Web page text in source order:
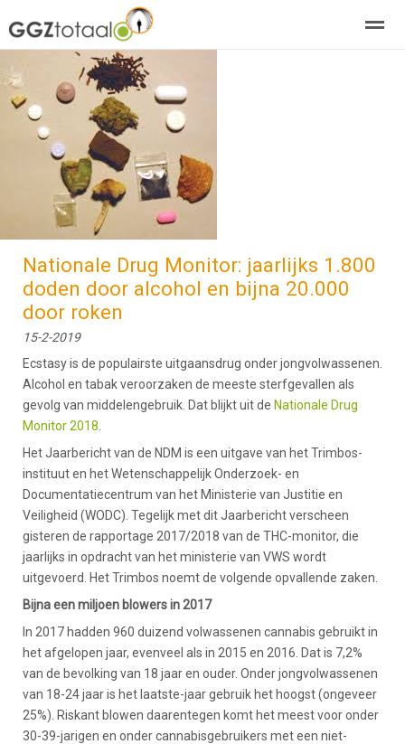
over GGZTotaal abonneren
Home Nieuws
Nationale Drug Monitor: jaarlijks 1.800
doden door alcohol en bijna 20.000
door roken
15-2-2019
Ecstasy is de populairste uitgaansdrug onder jongvolwassenen.
Alcohol en tabak veroorzaken de meeste sterfgevallen als
gevolg van middelengebruik. Dat blijkt uit de Nationale Drug
Monitor 2018
Het Jaarbericht van de NDM is een uitgave van het Trimbos-
instituut en het Wetenschappelijk Onderzoek- en
Documentatiecentrum van het Ministerie van Justitie en
Veiligheid (WODC). Tegelijk met dit Jaarbericht verscheen
gisteren de rapportage 2017/2018 van de THC-monitor, die
jaarlijks in opdracht van het ministerie van VWS wordt
uitgevoerd. Het Trimbos noemt de volgende opvallende zaken.
Bijna een miljoen blowers in 2017
In 2017 hadden 960 duizend volwassenen cannabis gebruikt in
het afgelopen jaar, evenveel als in 2015 en 2016. Dat is 7,2%
van de bevolking van 18 jaar en ouder. Onder jongvolwassenen
van 18-24 jaar is het laatste-jaar gebruik het hoogst (ongeveer
25%). Riskant blowen daarentegen komt het meest voor onder
30-39-jarigen en onder cannabisgebruikers met een niet-